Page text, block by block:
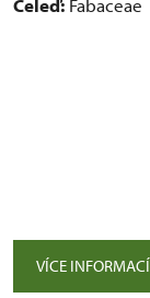
Čeleď: Fabaceae
VÍCE INFORMACÍ